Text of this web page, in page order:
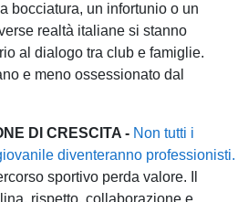
bocciatura, un infortunio o un
realtà italiane si stanno
al dialogo tra club e famiglie.
e meno ossessionato dal
DI CRESCITA - Non tutti i
diventeranno professionisti.
sportivo perda valore. Il
rispetto, collaborazione e